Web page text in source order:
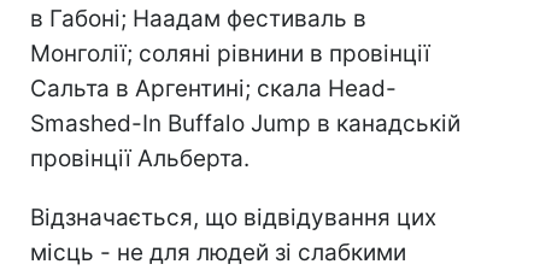
в Габоні; Наадам фестиваль в
Монголії; соляні рівнини в провінції
Сальта в Аргентині; скала Head-
Smashed-In Buffalo Jump в канадській
провінції Альберта.
Відзначається, що відвідування цих
місць - не для людей зі слабкими